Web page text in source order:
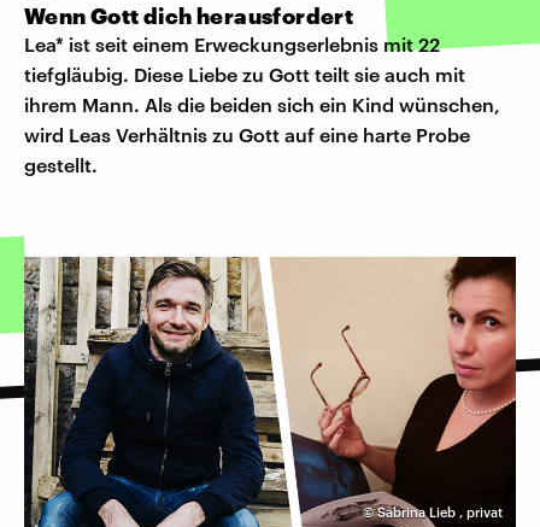
Wenn Gott dich herausfordert
Lea* ist seit einem Erweckungserlebnis mit 22
tiefgläubig. Diese Liebe zu Gott teilt sie auch mit
ihrem Mann. Als die beiden sich ein Kind wünschen,
wird Leas Verhältnis zu Gott auf eine harte Probe
gestellt.
©Sabrina Lieb , privat